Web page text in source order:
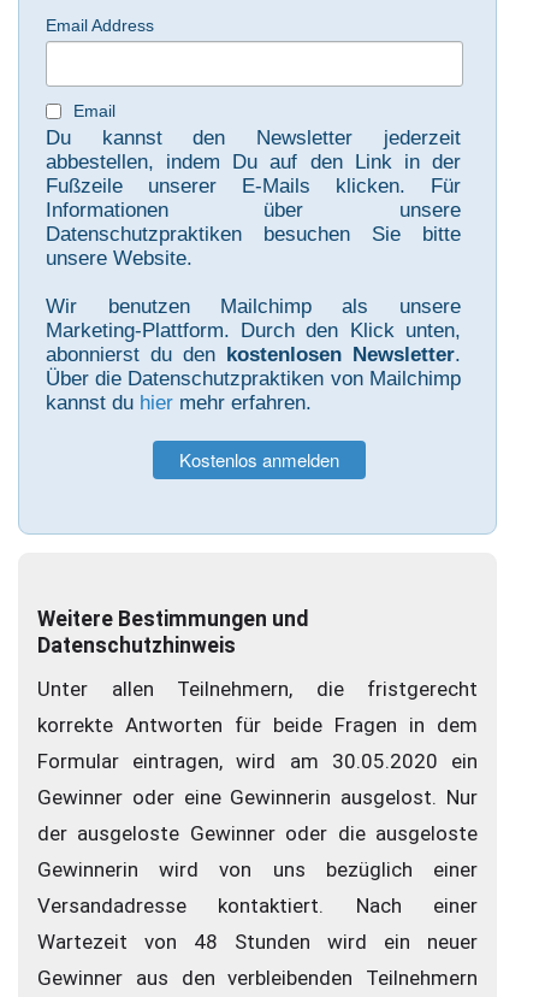
Email Address
Email
Du kannst den Newsletter jederzeit
abbestellen, indem Du auf den Link in der
Fußzeile unserer E-Mails klicken. Für
Informationen über unsere
Datenschutzpraktiken besuchen Sie bitte
unsere Website.
Wir benutzen Mailchimp als unsere
Marketing-Plattform. Durch den Klick unten,
abonnierst du den
kostenlosen Newsletter.
Über die Datenschutzpraktiken von Mailchimp
kannst du hier mehr erfahren.
Weitere Bestimmungen und
Datenschutzhinweis
Unter allen Teilnehmern, die fristgerecht
korrekte Antworten für beide Fragen in dem
Formular eintragen, wird am 30.05.2020 ein
Gewinner oder eine Gewinnerin ausgelost. Nur
der ausgeloste Gewinner oder die ausgeloste
Gewinnerin wird von uns bezüglich einer
Versandadresse kontaktiert. Nach einer
Wartezeit von 48 Stunden wird ein neuer
Gewinner aus den verbleibenden Teilnehmern